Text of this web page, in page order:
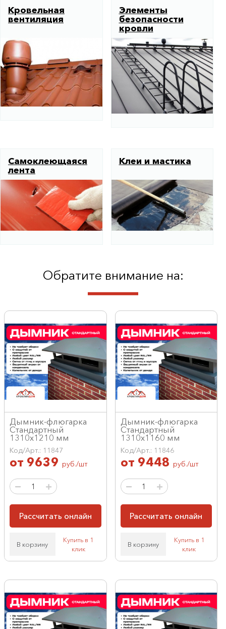
Кровельная
вентиляция
Элементы
безопасности
кровли
Самоклеющаяся
лента
Клеи и мастика
Обратите внимание на:
Дымник-флюгарка
Стандартный
1310х1210 мм
Код/Арт.: 11847
от 9639 руб./шт
Рассчитать онлайн
В корзину
Купить в 1
клик
Дымник-флюгарка
Стандартный
1310х1160 мм
Код/Арт.: 11846
от 9448 руб./шт
Рассчитать онлайн
В корзину
Купить в 1
клик